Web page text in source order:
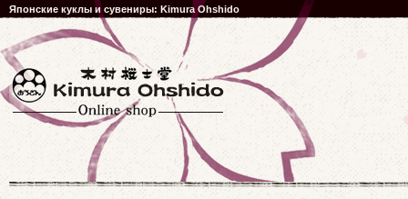
Японские куклы и сувениры: Kimura Ohshido